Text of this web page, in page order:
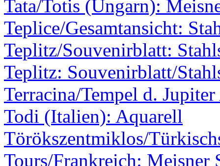
Tata/Totis (Ungarn):
Teplice/Gesamtansicht:
Teplitz/Souvenirblatt:
Teplitz: Souvenirblatt/
Terracina/Tempel d.
Todi (Italien): Aquarell
Törökszentmiklos/
Tours/Frankreich: Meisner